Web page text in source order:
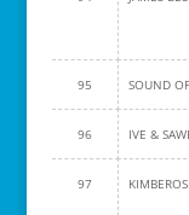
95 SOUND
96 IVE &
97